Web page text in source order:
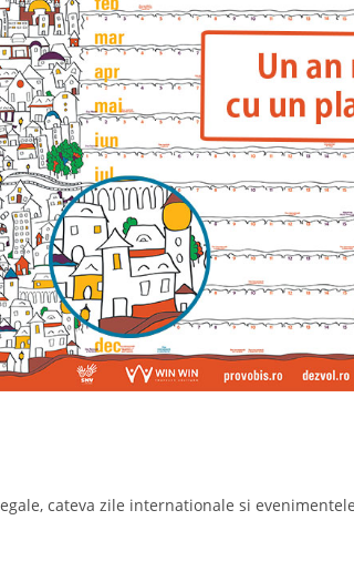
cateva zile internationale si